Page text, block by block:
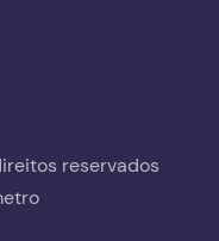
reservados